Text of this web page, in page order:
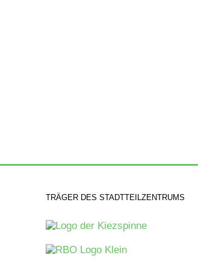
TRÄGER DES STADTTEILZENTRUMS